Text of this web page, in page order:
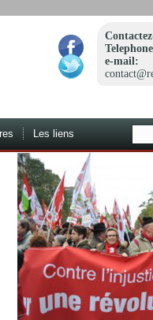
e-mail:
Les liens